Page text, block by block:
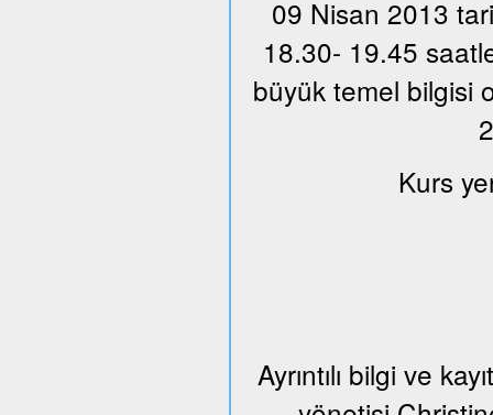
09 Nisan 2013
18.30- 19.45
büyük temel bilgisi
Kurs
Ayrıntılı bilgi ve